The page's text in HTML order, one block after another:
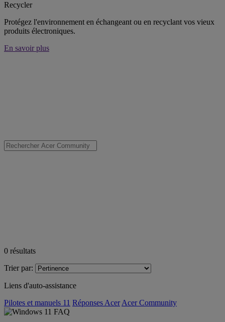
Recycler
Protégez l'environnement en échangeant ou en recyclant vos vieux
produits électroniques.
En savoir plus
0 résultats
Trier par:
Liens d'auto-assistance
Pilotes et manuels 11 Réponses Acer Acer Community